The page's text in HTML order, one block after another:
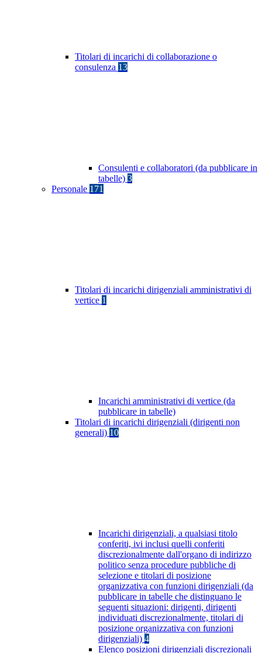
Titolari di incarichi di collaborazione o
consulenza 13
Consulenti e collaboratori (da pubblicare in
tabelle) 3
Personale 171
Titolari di incarichi dirigenziali amministrativi di
vertice 1
Incarichi amministrativi di vertice (da
pubblicare in tabelle)
Titolari di incarichi dirigenziali (dirigenti non
generali) 10
Incarichi dirigenziali, a qualsiasi titolo
conferiti, ivi inclusi quelli conferiti
discrezionalmente dall'organo di indirizzo
politico senza procedure pubbliche di
selezione e titolari di posizione
organizzativa con funzioni dirigenziali (da
pubblicare in tabelle che distinguano le
seguenti situazioni: dirigenti, dirigenti
individuati discrezionalmente, titolari di
posizione organizzativa con funzioni
dirigenziali) 4
Elenco posizioni dirigenziali discrezionali